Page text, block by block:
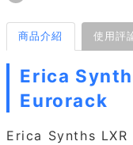
商品介紹 使用評
Erica
Eurorack
Erica Synths